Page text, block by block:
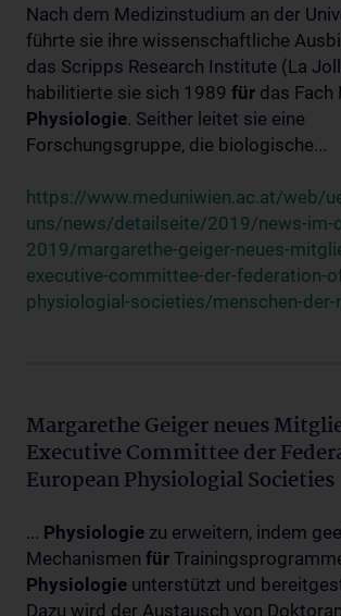
Nach dem Medizinstudium an der
führte sie ihre wissenschaftliche
das Scripps Research Institute (La
habilitierte sie sich 1989 für das Fach
Physiologie. Seither leitet sie eine
Forschungsgruppe, die biologische...
https://www.meduniwien.ac.at/web/
uns/news/detailseite/2019/news-im-
2019/margarethe-geiger-neues-
executive-committee-der-federation-
physiologial-societies/menschen-
Margarethe Geiger neues
Executive Committee der
European Physiologial Societies
... Physiologie zu erweitern, indem
Mechanismen für
Physiologie unterstützt und
Dazu wird der Austausch von